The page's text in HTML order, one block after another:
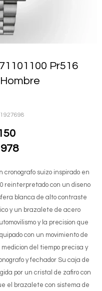
Pr516
978
cronografo suizo inspirado en
reinterpretado con un diseno
blanca de alto contraste
y un brazalete de acero
y la precision que
con un movimiento de
del tiempo precisa y
y fechador Su caja de
por un cristal de zafiro con
el brazalete con sistema de